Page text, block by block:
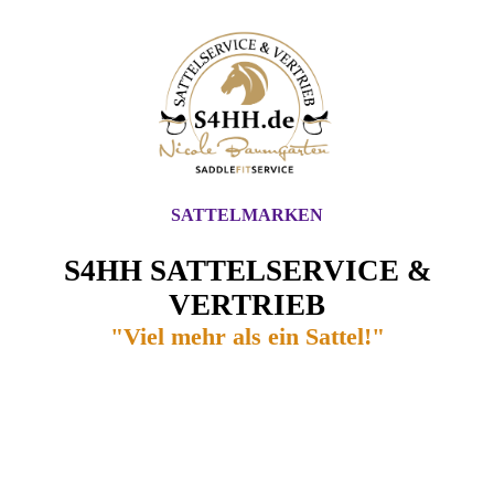
S4HH SATTELSERVICE &
VERTRIEB
"Viel mehr als ein Sattel!"
SATTELMARKEN